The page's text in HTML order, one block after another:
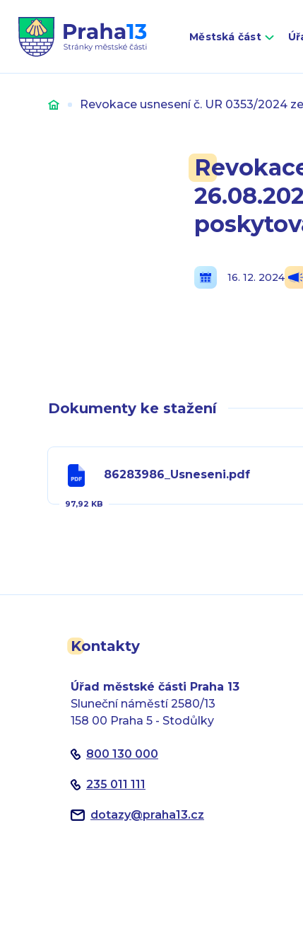
Městská část
Úvod Revokace usnesení č. UR 0353/2024
16. 12. 2024
Dokumenty ke stažení
86283986_Usneseni.pdf
97,92 KB
Kontakty
Úřad městské části Praha 13
Sluneční náměstí 2580/13
158 00 Praha 5 - Stodůlky
800 130 000
235 011 111
dotazy@praha13.cz